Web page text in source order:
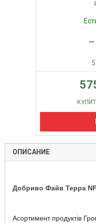
ОПИСАНИЕ
Добриво Файв Терра
Асортимент продуктів